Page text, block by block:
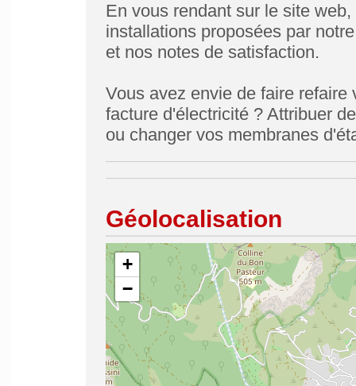
En vous rendant sur le site
installations proposées par
et nos notes de satisfaction.
Vous avez envie de faire
facture d'électricité ? Attribuer
ou changer vos membranes
Géolocalisation
+
−